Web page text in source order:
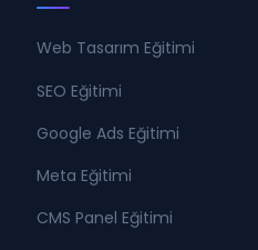
Web Tasarım Eğitimi
SEO Eğitimi
Google Ads Eğitimi
Meta Eğitimi
CMS Panel Eğitimi